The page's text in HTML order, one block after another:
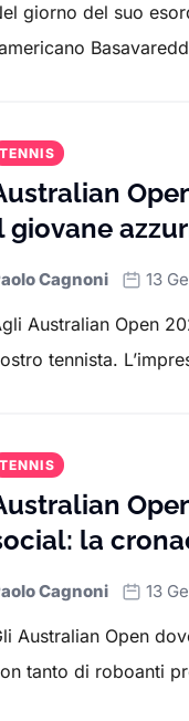
successi di
giorno del suo
TENNIS
giovane
Cagnoni 13
Australian Open
tennista.
TENNIS
la
Cagnoni 13
Australian Open
tanto di roboanti